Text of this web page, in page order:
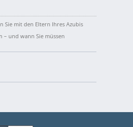
Sie mit den Eltern Ihres Azubis
– und wann Sie müssen